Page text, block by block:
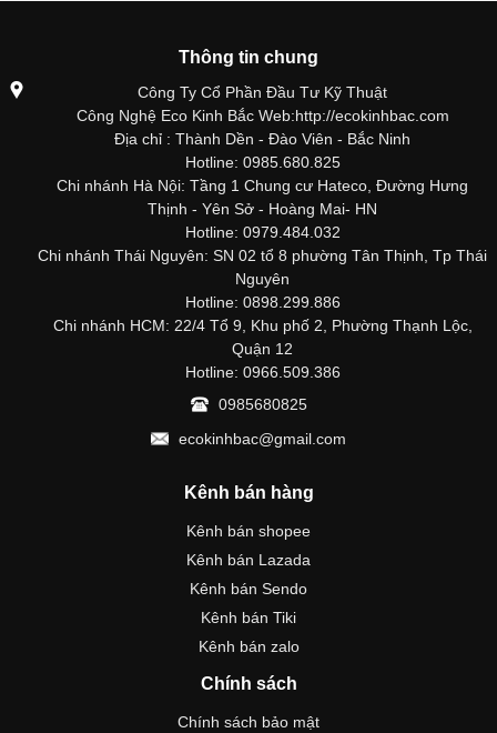
Thông tin chung
Công Ty Cổ Phần Đầu Tư Kỹ Thuật
Công Nghệ Eco Kinh Bắc Web:http://ecokinhbac.com
Địa chỉ : Thành Dền - Đào Viên - Bắc Ninh
Hotline: 0985.680.825
Chi nhánh Hà Nội: Tầng 1 Chung cư Hateco, Đường Hưng
Thịnh - Yên Sở - Hoàng Mai- HN
Hotline: 0979.484.032
Chi nhánh Thái Nguyên: SN 02 tổ 8 phường Tân Thịnh, Tp Thái
Nguyên
Hotline: 0898.299.886
Chi nhánh HCM: 22/4 Tổ 9, Khu phố 2, Phường Thạnh Lộc,
Quận 12
Hotline: 0966.509.386
0985680825
ecokinhbac@gmail.com
Kênh bán hàng
Kênh bán shopee
Kênh bán Lazada
Kênh bán Sendo
Kênh bán Tiki
Kênh bán zalo
Chính sách
Chính sách bảo mật